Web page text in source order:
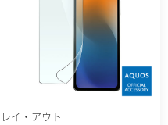
レイ・アウト